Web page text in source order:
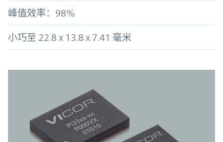
峰值效率：98%
小巧至 22.8 x 13.8 x 7.41 毫米